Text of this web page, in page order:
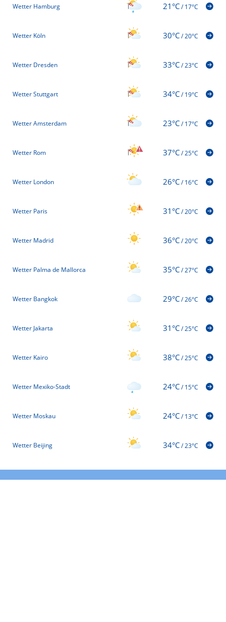
Wetter Hamburg 21°C/17°C
Wetter Köln 30°C/20°C
Wetter Dresden 33°C/23°C
Wetter Stuttgart 34°C/19°C
Wetter Amsterdam 23°C/17°C
Wetter Rom 37°C/25°C
Wetter London 26°C/16°C
Wetter Paris 31°C/20°C
Wetter Madrid 36°C/20°C
Wetter Palma de Mallorca 35°C/27°C
Wetter Bangkok 29°C/26°C
Wetter Jakarta 31°C/25°C
Wetter Kairo 38°C/25°C
Wetter Mexiko-Stadt 24°C/15°C
Wetter Moskau 24°C/13°C
Wetter Beijing 34°C/23°C